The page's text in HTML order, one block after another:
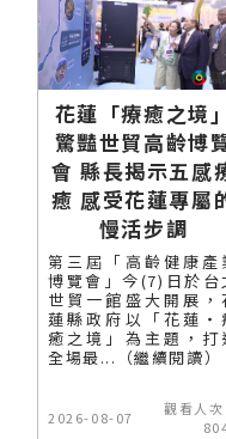
花蓮「療癒之境」
驚豔世貿高齡博
會 縣長揭示五感
癒 感受花蓮專屬
慢活步調
第三屆「高齡健康產
博覽會」今(7)日於台
世貿一館盛大開展，
蓮縣政府以「花蓮‧
癒之境」為主題，打
全場最...（繼續閱讀）
2026-08-07
觀看人次